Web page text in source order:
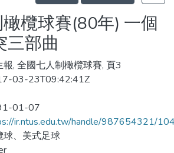
欖球賽(80年) 一個
三部曲
報, 全國七人制橄欖球賽, 頁3
03-23T09:42:41Z
01-07
ir.ntus.edu.tw/handle/987654321/
球、美式足球